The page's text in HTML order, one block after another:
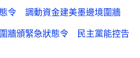
令 調動資金建美墨邊境圍牆
圍牆頒緊急狀態令 民主黨能控告